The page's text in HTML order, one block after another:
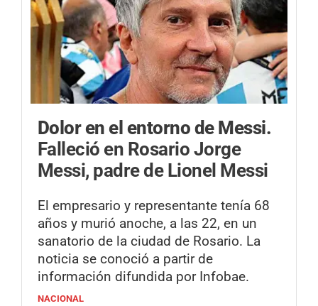
Dolor en el entorno de Messi.
Falleció en Rosario Jorge
Messi, padre de Lionel Messi
El empresario y representante tenía 68
años y murió anoche, a las 22, en un
sanatorio de la ciudad de Rosario. La
noticia se conoció a partir de
información difundida por Infobae.
NACIONAL